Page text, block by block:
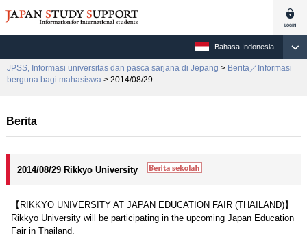
Bahasa Indonesia
JPSS, Informasi universitas dan pasca sarjana di Jepang > Berita／Informasi
berguna bagi mahasiswa > 2014/08/29
Berita
2014/08/29 Rikkyo University
【RIKKYO UNIVERSITY AT JAPAN EDUCATION FAIR (THAILAND)】
Rikkyo University will be participating in the upcoming Japan Education
Fair in Thailand.